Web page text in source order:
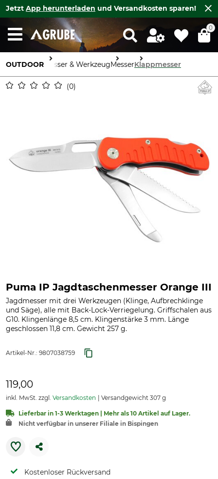
Jetzt App herunterladen und Versandkosten sparen!
0
OUTDOOR Messer & WerkzeugMesserKlappmesser
0
Puma IP Jagdtaschenmesser Orange III
Jagdmesser mit drei Werkzeugen (Klinge, Aufbrechklinge
und Säge), alle mit Back-Lock-Verriegelung. Griffschalen aus
G10. Klingenlänge 8,5 cm. Klingenstärke 3 mm. Länge
geschlossen 11,8 cm. Gewicht 257 g.
Artikel-Nr.: 9807038759
119,00
inkl. MwSt. zzgl. Versandkosten Versandgewicht 307 g
Lieferbar in 1-3 Werktagen | Mehr als 10 Artikel auf Lager.
Nicht verfügbar in unserer Filiale in Bispingen
Kostenloser Rückversand